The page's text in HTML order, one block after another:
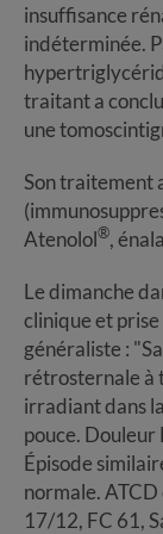
insuffisance
indéterminée.
traitant a
une
Son traitement
Atenolol®,
Le dimanche
clinique et
généraliste :
rétrosternale à
irradiant dans
pouce. Douleur
Épisode
normale. ATCD
17/12, FC 61,